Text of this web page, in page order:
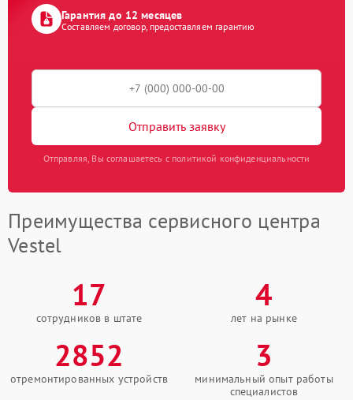
Гарантия до 12 месяцев
Составляем договор, предоставляем гарантию
Отправить заявку
Отправляя, Вы соглашаетесь с политикой конфиденциальности
Преимущества сервисного центра
Vestel
17
сотрудников в штате
4
лет на рынке
2852
отремонтированных устройств
3
минимальный опыт работы
специалистов